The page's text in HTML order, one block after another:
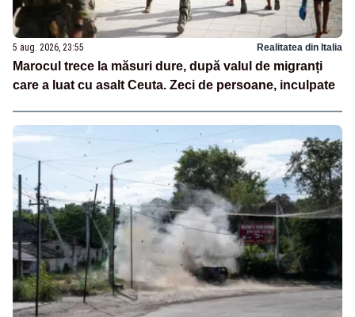
5 aug. 2026, 23:55 Realitatea din Italia
Marocul trece la măsuri dure, după valul de migranți
care a luat cu asalt Ceuta. Zeci de persoane, inculpate